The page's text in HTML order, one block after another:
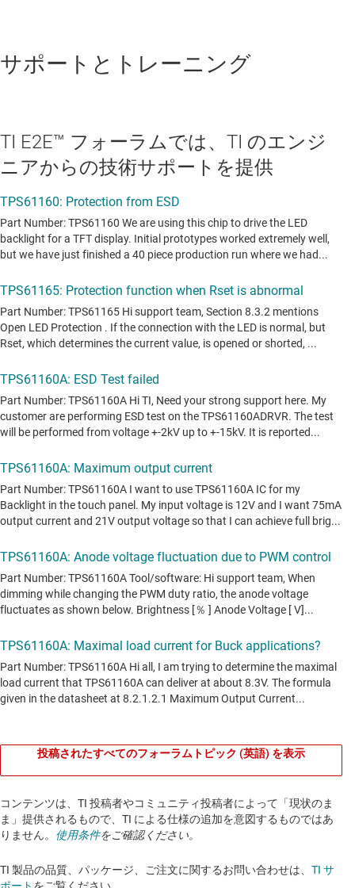
サポートとトレーニング
TI E2E™ フォーラムでは、TI のエンジ
ニアからの技術サポートを提供
投稿されたすべてのフォーラムトピック (英語) を表示
コンテンツは、TI 投稿者やコミュニティ投稿者によって「現状のま
ま」提供されるもので、TI による仕様の追加を意図するものではあ
りません。 使用条件をご確認ください。
TI 製品の品質、パッケージ、ご注文に関するお問い合わせは、 TI サ